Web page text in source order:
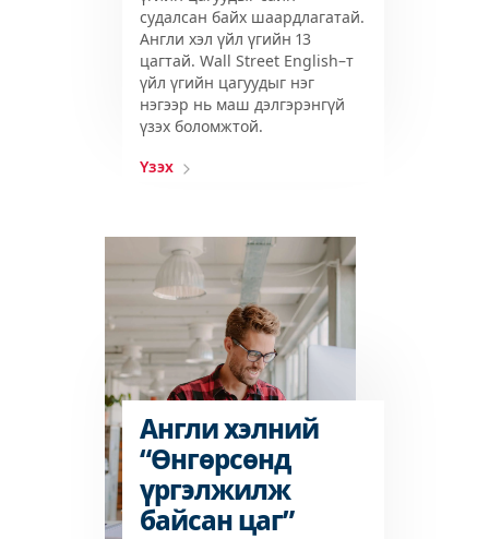
судалсан байх шаардлагатай.
Англи хэл үйл үгийн 13
цагтай. Wall Street English–т
үйл үгийн цагуудыг нэг
нэгээр нь маш дэлгэрэнгүй
үзэх боломжтой.
Үзэх
Англи хэлний
“Өнгөрсөнд
үргэлжилж
байсан цаг”